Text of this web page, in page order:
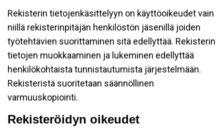
Rekisterin tietojenkäsittelyyn on käyttöoikeudet vain
niillä rekisterinpitäjän henkilöstön jäsenillä joiden
työtehtävien suorittaminen sitä edellyttää. Rekisterin
tietojen muokkaaminen ja lukeminen edellyttää
henkilökohtaista tunnistautumista järjestelmään.
Rekisteristä suoritetaan säännöllinen
varmuuskopiointi.
Rekisteröidyn oikeudet